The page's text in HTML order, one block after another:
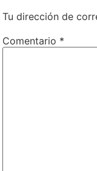
Tu dirección de
Comentario *